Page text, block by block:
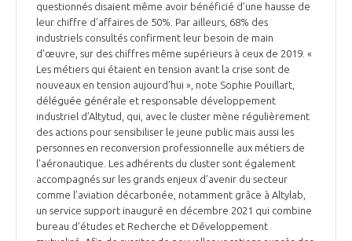
questionnés disaient même avoir bénéficié d’une hausse de
leur chiffre d’affaires de 50%. Par ailleurs, 68% des
industriels consultés confirment leur besoin de main
d’œuvre, sur des chiffres même supérieurs à ceux de 2019. «
Les métiers qui étaient en tension avant la crise sont de
nouveaux en tension aujourd’hui », note Sophie Pouillart,
déléguée générale et responsable développement
industriel d’Altytud, qui, avec le cluster mène régulièrement
des actions pour sensibiliser le jeune public mais aussi les
personnes en reconversion professionnelle aux métiers de
l’aéronautique. Les adhérents du cluster sont également
accompagnés sur les grands enjeux d’avenir du secteur
comme l’aviation décarbonée, notamment grâce à Altylab,
un service support inauguré en décembre 2021 qui combine
bureau d’études et Recherche et Développement